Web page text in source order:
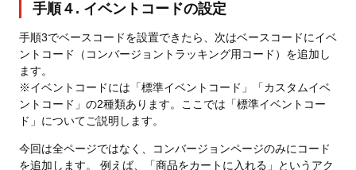
手順４. イベントコードの設定
手順3でベースコードを設置できたら、次はベースコードにイベ
ントコード（コンバージョントラッキング用コード）を追加し
ます。
※イベントコードには「標準イベントコード」「カスタムイベ
ントコード」の2種類あります。ここでは「標準イベントコー
ド」についてご説明します。
今回は全ページではなく、コンバージョンページのみにコード
を追加します。 例えば、「商品をカートに入れる」というアク